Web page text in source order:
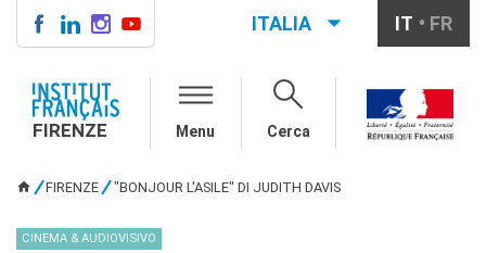
Direttore
La "Carta" dell'IFF
Demande de stage/Lavorare
ITALIA IT FR
FIRENZE Menu Cerca
FIRENZE "BONJOUR L'ASILE" DI JUDITH DAVIS
CINEMA & AUDIOVISIVO